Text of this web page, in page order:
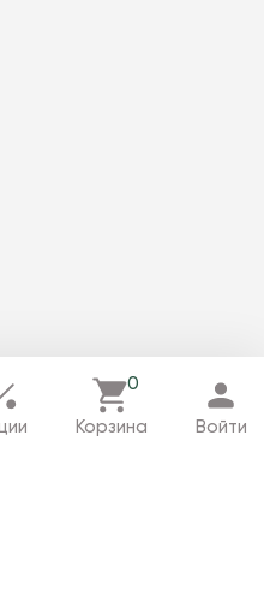
0
Корзина Войти